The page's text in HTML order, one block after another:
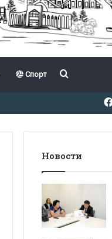
Спорт Іздеу
Новости